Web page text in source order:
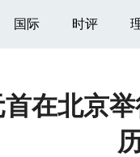
国际 时评
在北京